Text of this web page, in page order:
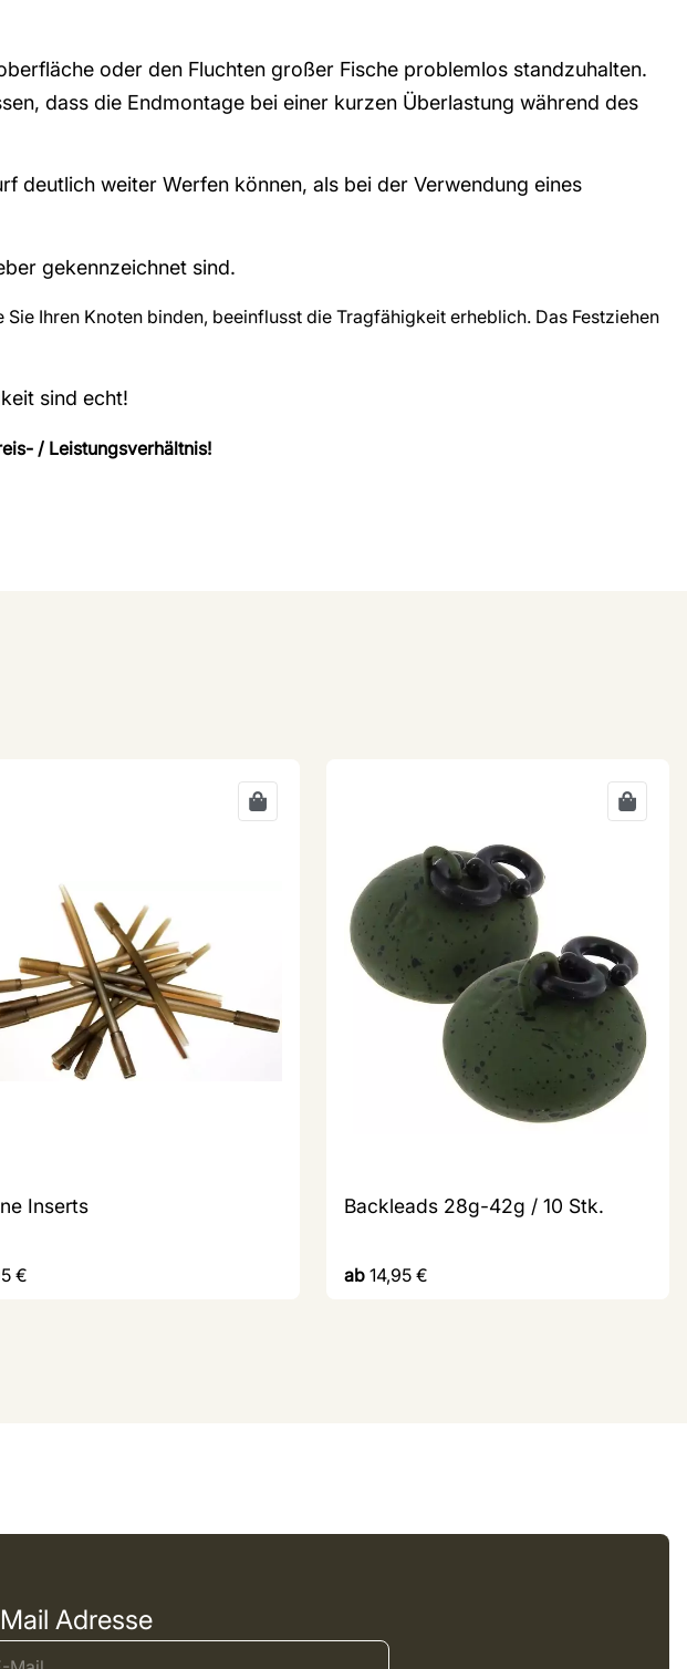
oder den Fluchten großer Fische problemlos standzuhalten.
dass die Endmontage bei einer kurzen Überlastung während des
deutlich weiter Werfen können, als bei der Verwendung eines
gekennzeichnet sind.
Ihren Knoten binden, beeinflusst die Tragfähigkeit erheblich. Das Festziehen
sind echt!
/ Leistungsverhältnis!
Inserts
€
Backleads 28g-42g / 10 Stk.
ab 14,95 €
Adresse